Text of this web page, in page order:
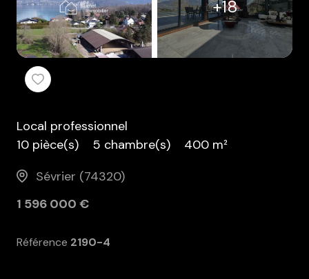
+18
Local professionnel
10 pièce(s)
5 chambre(s)
400 m²
Sévrier (74320)
1 596 000 €
Référence 2190-4